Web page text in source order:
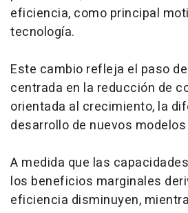
eficiencia, como principal
tecnología.
Este cambio refleja el paso
centrada en la reducción de
orientada al crecimiento, la
desarrollo de nuevos
A medida que las
los beneficios marginales
eficiencia disminuyen,